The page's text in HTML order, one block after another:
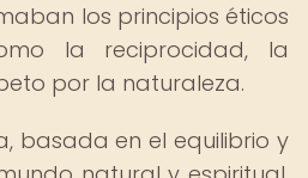
los principios éticos
la reciprocidad, la
por la naturaleza.
basada en el equilibrio y